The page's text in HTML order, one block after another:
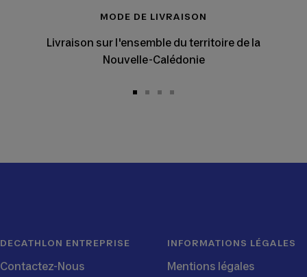
MODE DE LIVRAISON
Livraison sur l'ensemble du territoire de la
Nouvelle-Calédonie
DECATHLON ENTREPRISE
Contactez-Nous
INFORMATIONS LÉGALES
Mentions légales